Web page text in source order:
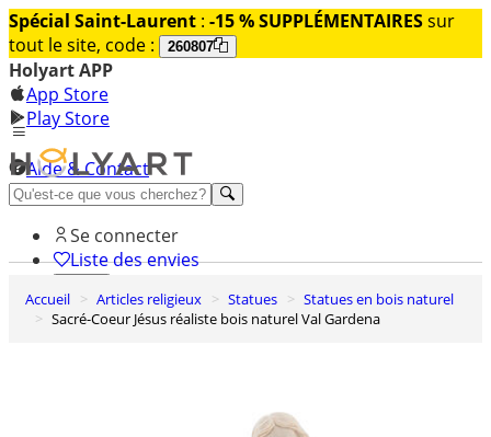
Spécial Saint-Laurent : -15 % SUPPLÉMENTAIRESsur
tout le site, code :
260807
Holyart APP
App Store
Play Store
Aide & Contact
Découvrez Premium
Se connecter
Liste des envies
0
Panier
Accueil Articles religieux Statues
Statues en bois naturel
Sacré-Coeur Jésus réaliste bois naturel Val Gardena